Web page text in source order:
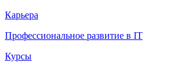
Карьера
Профессиональное развитие в IT
Курсы